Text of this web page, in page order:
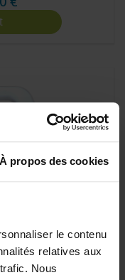
À propos des cookies
le contenu
relatives aux
Nous